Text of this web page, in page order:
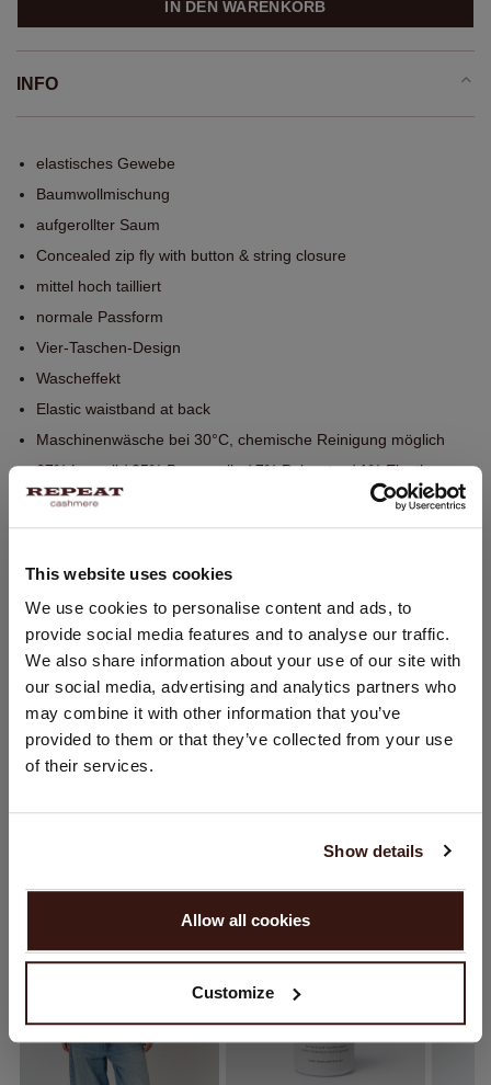
This website uses cookies
We use cookies to personalise content and ads, to
provide social media features and to analyse our traffic.
We also share information about your use of our site with
our social media, advertising and analytics partners who
may combine it with other information that you’ve
provided to them or that they’ve collected from your use
of their services.
Show details
Allow all cookies
Customize
IN DEN WARENKORB
INFO
elastisches Gewebe
Baumwollmischung
aufgerollter Saum
Concealed zip fly with button & string closure
mittel hoch tailliert
normale Passform
Vier-Taschen-Design
Wascheffekt
Elastic waistband at back
Maschinenwäsche bei 30°C, chemische Reinigung möglich
67% Lyocell / 25% Baumwolle / 7% Polyester / 1% Elasthan
PFLEGEHINWEISE
VERSAND & RÜCKGABE
STANDORT ÄNDERN
Sie besuchen Repeat cashmere von Schweiz (CHF) aus.
Möchten Sie Ihre Standort aktualisieren?
Vereinigte Staaten ($)
WEITER